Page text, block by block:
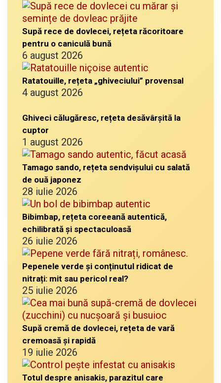
Supă rece de dovlecei, rețeta răcoritoare
pentru o caniculă bună
6 august 2026
Ratatouille, rețeta „ghiveciului” provensal
4 august 2026
Ghiveci călugăresc, rețeta desăvârșită la
cuptor
1 august 2026
Tamago sando, rețeta sendvișului cu salată
de ouă japonez
28 iulie 2026
Bibimbap, rețeta coreeană autentică,
echilibrată și spectaculoasă
26 iulie 2026
Pepenele verde și conținutul ridicat de
nitrați: mit sau pericol real?
25 iulie 2026
Supă cremă de dovlecei, rețeta de vară
cremoasă și rapidă
19 iulie 2026
Totul despre anisakis, parazitul care